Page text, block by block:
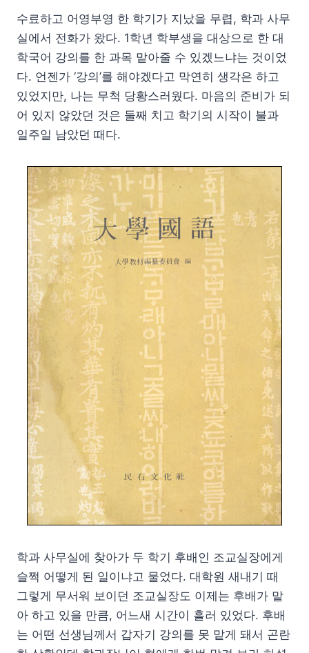
수료하고 어영부영 한 학기가 지났을 무렵, 학과 사무
실에서 전화가 왔다. 1학년 학부생을 대상으로 한 대
학국어 강의를 한 과목 맡아줄 수 있겠느냐는 것이었
다. 언젠가 ‘강의’를 해야겠다고 막연히 생각은 하고
있었지만, 나는 무척 당황스러웠다. 마음의 준비가 되
어 있지 않았던 것은 둘째 치고 학기의 시작이 불과
일주일 남았던 때다.
학과 사무실에 찾아가 두 학기 후배인 조교실장에게
슬쩍 어떻게 된 일이냐고 물었다. 대학원 새내기 때
그렇게 무서워 보이던 조교실장도 이제는 후배가 맡
아 하고 있을 만큼, 어느새 시간이 흘러 있었다. 후배
는 어떤 선생님께서 갑자기 강의를 못 맡게 돼서 곤란